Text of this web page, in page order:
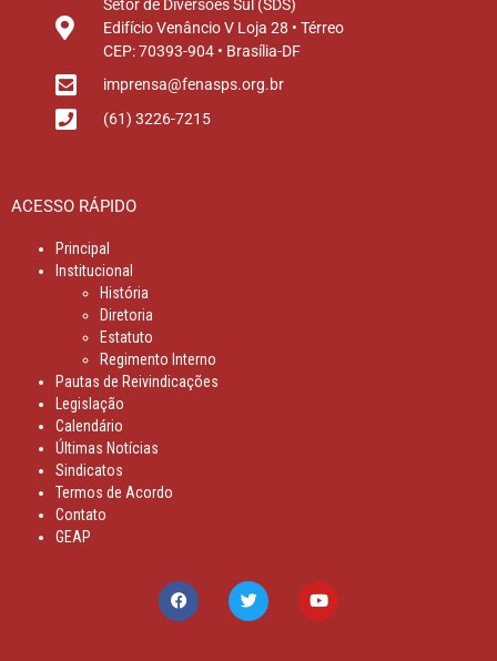
Setor de Diversões Sul (SDS)
Edifício Venâncio V Loja 28 • Térreo
CEP: 70393-904 • Brasília-DF
imprensa@fenasps.org.br
(61) 3226-7215
ACESSO RÁPIDO
Principal
Institucional
História
Diretoria
Estatuto
Regimento Interno
Pautas de Reivindicações
Legislação
Calendário
Últimas Notícias
Sindicatos
Termos de Acordo
Contato
GEAP